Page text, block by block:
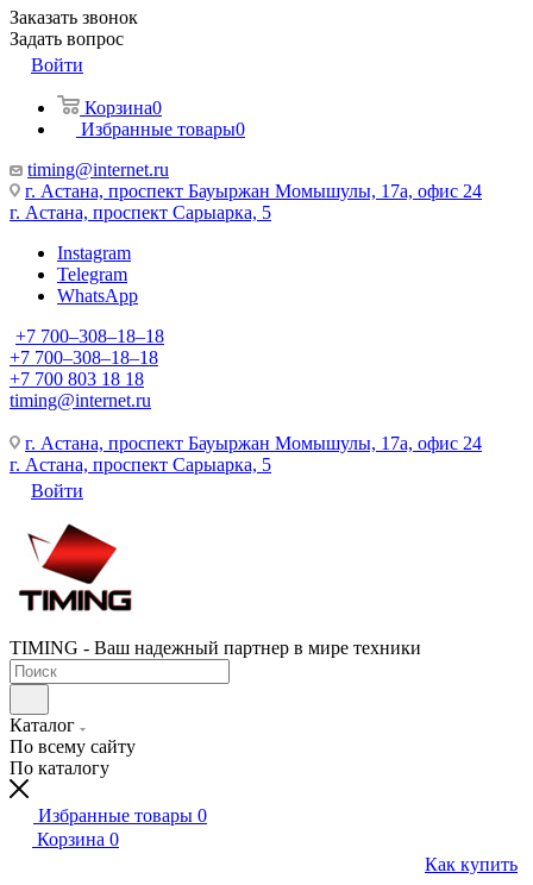
Заказать звонок
Задать вопрос
Войти
Корзина0
Избранные товары0
timing@internet.ru
г. Астана, проспект Бауыржан Момышулы, 17а, офис 24
г. Астана, проспект Сарыарка, 5
Instagram
Telegram
WhatsApp
+7 700‒308‒18‒18
+7 700‒308‒18‒18
+7 700 803 18 18
timing@internet.ru
г. Астана, проспект Бауыржан Момышулы, 17а, офис 24
г. Астана, проспект Сарыарка, 5
Войти
TIMING - Ваш надежный партнер в мире техники
Каталог
По всему сайту
По каталогу
Избранные товары 0
Корзина 0
Как купить